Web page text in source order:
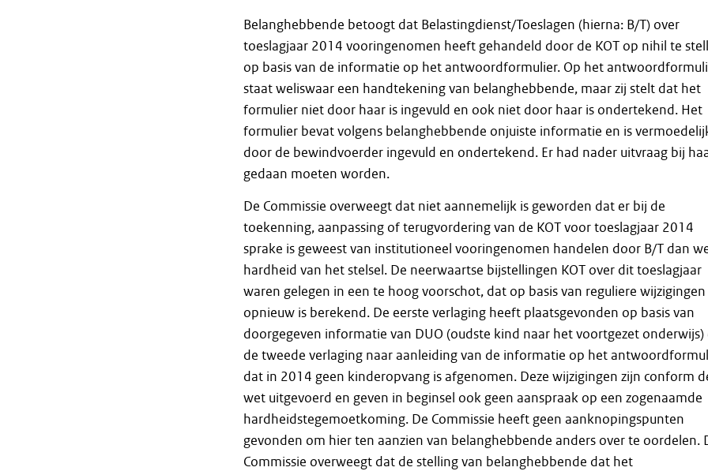
Belanghebbende betoogt dat Belastingdienst/Toeslagen (hierna: B/T) over
toeslagjaar 2014 vooringenomen heeft gehandeld door de KOT op nihil te
op basis van de informatie op het antwoordformulier. Op het
staat weliswaar een handtekening van belanghebbende, maar zij stelt dat het
formulier niet door haar is ingevuld en ook niet door haar is ondertekend. Het
formulier bevat volgens belanghebbende onjuiste informatie en is
door de bewindvoerder ingevuld en ondertekend. Er had nader uitvraag bij
gedaan moeten worden.
De Commissie overweegt dat niet aannemelijk is geworden dat er bij de
toekenning, aanpassing of terugvordering van de KOT voor toeslagjaar 2014
sprake is geweest van institutioneel vooringenomen handelen door B/T dan
hardheid van het stelsel. De neerwaartse bijstellingen KOT over dit toeslagjaar
waren gelegen in een te hoog voorschot, dat op basis van reguliere wijzigingen
opnieuw is berekend. De eerste verlaging heeft plaatsgevonden op basis van
doorgegeven informatie van DUO (oudste kind naar het voortgezet onderwijs)
de tweede verlaging naar aanleiding van de informatie op het
dat in 2014 geen kinderopvang is afgenomen. Deze wijzigingen zijn conform
wet uitgevoerd en geven in beginsel ook geen aanspraak op een zogenaamde
hardheidstegemoetkoming. De Commissie heeft geen aanknopingspunten
gevonden om hier ten aanzien van belanghebbende anders over te oordelen.
Commissie overweegt dat de stelling van belanghebbende dat het